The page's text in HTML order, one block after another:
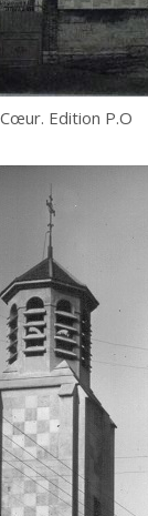
Edition P.O